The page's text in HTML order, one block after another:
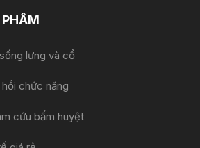
lưng và cổ
chức năng
cứu bấm huyệt